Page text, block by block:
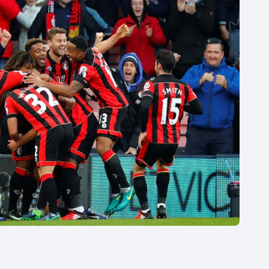
Moderní pětiboj
Motorsport
Olympijské hry
Parasport
Plavání
Plážový volejbal
Triatlon
Vodní slalom
Volejbal
Ostatní